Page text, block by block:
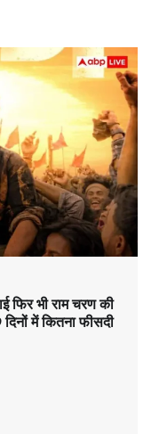
भी राम चरण की
में कितना फीसदी